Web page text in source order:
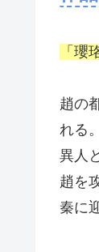
「
趙の
れる
異人
趙を
秦に